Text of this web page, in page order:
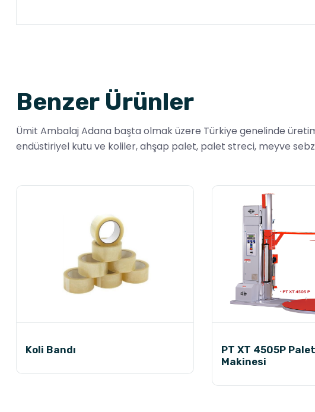
Benzer Ürünler
Ümit Ambalaj Adana başta olmak üzere Türkiye genelinde
endüstiriyel kutu ve koliler, ahşap palet, palet streci, meyve
Koli Bandı
PT XT 4505P
Makinesi